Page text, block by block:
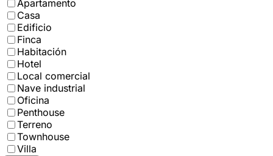
Apartamento
Casa
Edificio
Finca
Habitación
Hotel
Local comercial
Nave industrial
Oficina
Penthouse
Terreno
Townhouse
Villa